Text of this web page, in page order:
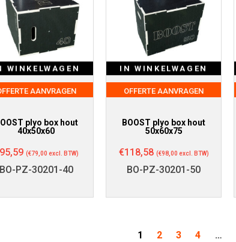
WINKELWAGEN
AANVRAGEN
plyo box hout
40x50x60
(€79,00 excl. BTW)
BO-PZ-30201-40
IN WINKELWAGEN
OFFERTE AANVRAGEN
BOOST plyo box hout
50x60x75
€118,58 (€98,00 excl. BTW)
BO-PZ-30201-50
1 2 3 4 …